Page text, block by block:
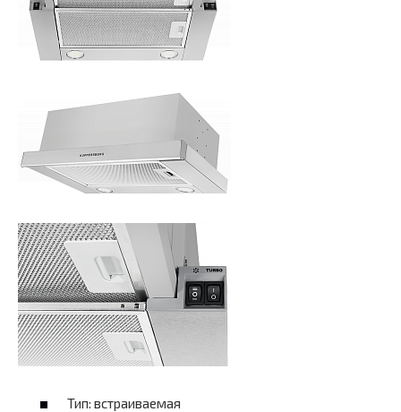
Тип: встраиваемая